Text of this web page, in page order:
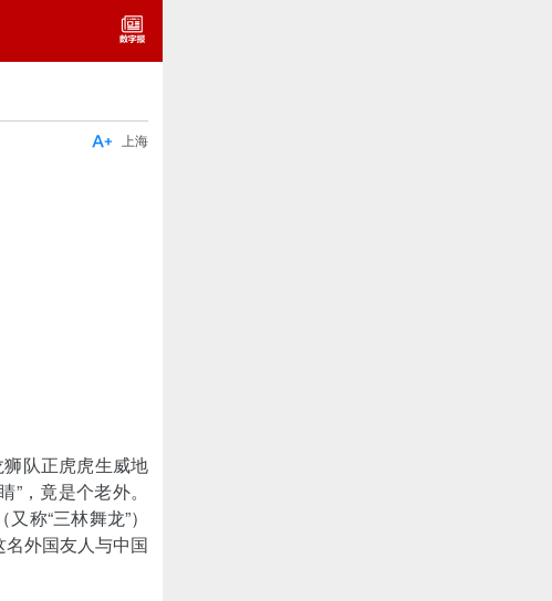
上海

队正虎虎生威地
，竟是个老外。
称“三林舞龙”）
外国友人与中国